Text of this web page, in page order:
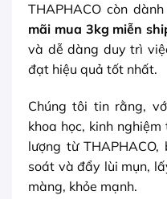
THAPHACO còn
mãi mua 3kg miễn
và dễ dàng duy trì
đạt hiệu quả tốt nhất.
Chúng tôi tin rằng,
khoa học, kinh
lượng từ
soát và đẩy lùi mụn,
màng, khỏe mạnh.